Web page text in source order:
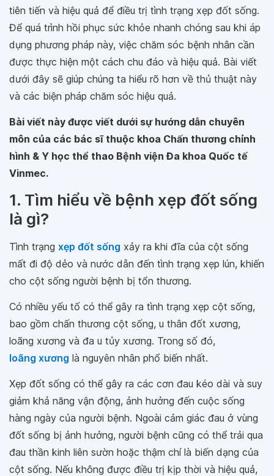
tiên tiến và hiệu quả để điều trị tình trạng xẹp đốt sống.
Để quá trình hồi phục sức khỏe nhanh chóng sau khi áp
dụng phương pháp này, việc chăm sóc bệnh nhân cần
được thực hiện một cách chu đáo và hiệu quả. Bài viết
dưới đây sẽ giúp chúng ta hiểu rõ hơn về thủ thuật này
và các biện pháp chăm sóc hiệu quả.
Bài viết này được viết dưới sự hướng dẫn chuyên
môn của các bác sĩ thuộc khoa Chấn thương chỉnh
hình & Y học thể thao Bệnh viện Đa khoa Quốc tế
Vinmec.
1. Tìm hiểu về bệnh xẹp đốt sống
là gì?
Tình trạng xẹp đốt sống xảy ra khi đĩa của cột sống
mất đi độ dẻo và nước dẫn đến tình trạng xẹp lún, khiến
cho cột sống người bệnh bị tổn thương.
Có nhiều yếu tố có thể gây ra tình trạng xẹp cột sống,
bao gồm chấn thương cột sống, u thân đốt xương,
loãng xương và đa u tủy xương. Trong số đó,
loãng xương là nguyên nhân phổ biến nhất.
Xẹp đốt sống có thể gây ra các cơn đau kéo dài và suy
giảm khả năng vận động, ảnh hưởng đến cuộc sống
hàng ngày của người bệnh. Ngoài cảm giác đau ở vùng
đốt sống bị ảnh hưởng, người bệnh cũng có thể trải qua
đau thần kinh liên sườn hoặc thậm chí là biến dạng của
cột sống. Nếu không được điều trị kịp thời và hiệu quả,